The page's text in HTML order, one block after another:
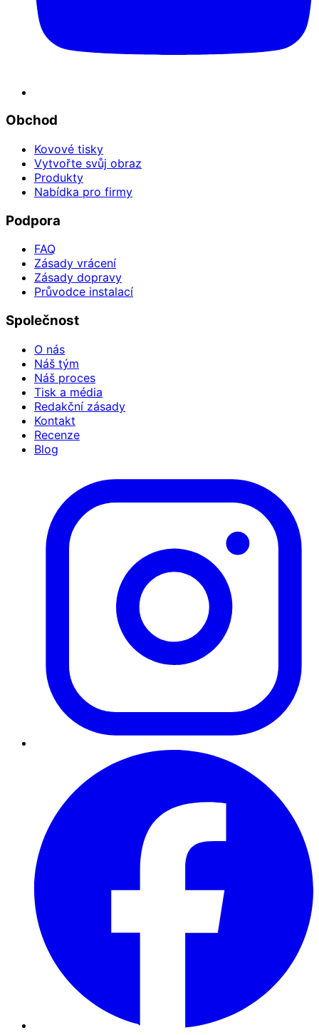
Obchod
Kovové tisky
Vytvořte svůj obraz
Produkty
Nabídka pro firmy
Podpora
FAQ
Zásady vrácení
Zásady dopravy
Průvodce instalací
Společnost
O nás
Náš tým
Náš proces
Tisk a média
Redakční zásady
Kontakt
Recenze
Blog